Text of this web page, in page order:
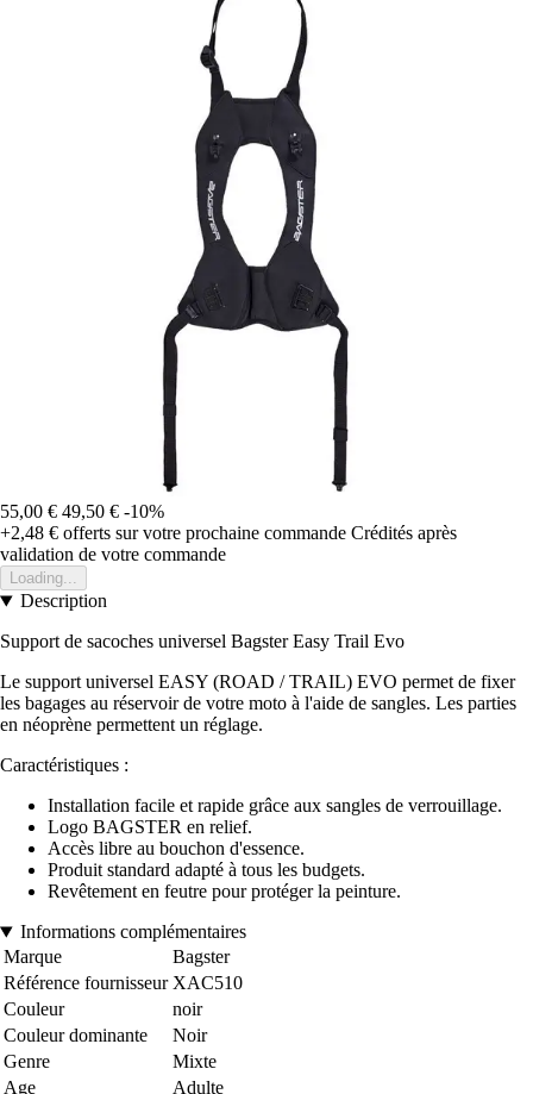
55,00 € 49,50 € -10%
+2,48 € offerts sur votre prochaine commande Crédités après
validation de votre commande
Loading...
Description
Support de sacoches universel Bagster Easy Trail Evo
Le support universel EASY (ROAD / TRAIL) EVO permet de fixer
les bagages au réservoir de votre moto à l'aide de sangles. Les parties
en néoprène permettent un réglage.
Caractéristiques :
Installation facile et rapide grâce aux sangles de verrouillage.
Logo BAGSTER en relief.
Accès libre au bouchon d'essence.
Produit standard adapté à tous les budgets.
Revêtement en feutre pour protéger la peinture.
Informations complémentaires
Marque
Bagster
Référence fournisseur XAC510
Couleur
noir
Couleur dominante
Noir
Genre
Mixte
Age
Adulte